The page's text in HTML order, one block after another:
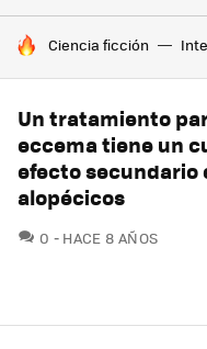
HOY SE HABLA DE
Ciencia ficción
Un tratamiento
eccema tiene un
efecto secundario
alopécicos
0 COMENTARIOS
HACE 8 AÑOS